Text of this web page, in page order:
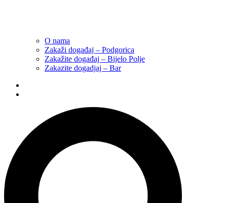
O nama
Zakaži događaj – Podgorica
Zakažite događaj – Bijelo Polje
Zakazite dogadjaj – Bar